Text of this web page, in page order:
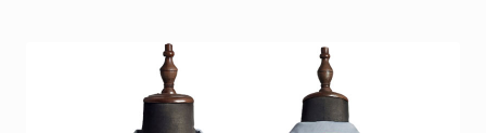
varianter.
Alternativene
kan